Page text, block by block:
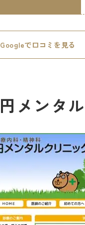
Googleで口コミを見る
円メンタ